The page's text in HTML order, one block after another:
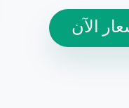
الآن